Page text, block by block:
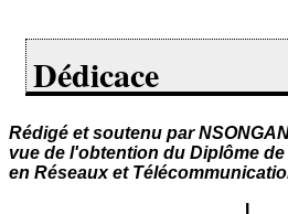
Dédicace
Rédigé et soutenu par
vue de l'obtention du Diplôme
en Réseaux et